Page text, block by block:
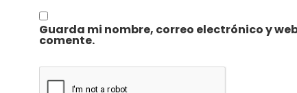
Guarda mi nombre, correo electrónico y
comente.